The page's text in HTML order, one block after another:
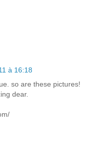
à 16:18
so are these pictures!
dear.